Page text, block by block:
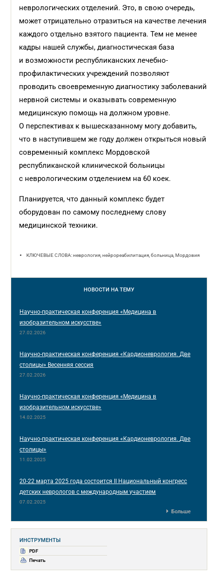
неврологических отделений. Это, в свою очередь,
может отрицательно отразиться на качестве лечения
каждого отдельно взятого пациента. Тем не менее
кадры нашей службы, диагностическая база
и возможности республиканских лечебно-
профилактических учреждений позволяют
проводить своевременную диагностику заболеваний
нервной системы и оказывать современную
медицинскую помощь на должном уровне.
О перспективах к вышесказанному могу добавить,
что в наступившем же году должен открыться новый
современный комплекс Мордовской
республиканской клинической больницы
с неврологическим отделением на 60 коек.
Планируется, что данный комплекс будет
оборудован по самому последнему слову
медицинской техники.
КЛЮЧЕВЫЕ СЛОВА: неврология, нейрореабилитация, больница, Мордовия
НОВОСТИ НА ТЕМУ
Научно-практическая конференция «Медицина в
изобразительном искусстве»
27.02.2026
Научно-практическая конференция «Кардионеврология. Две
столицы» Весенняя сессия
27.02.2026
Научно-практическая конференция «Медицина в
изобразительном искусстве»
14.02.2025
Научно-практическая конференция «Кардионеврология. Две
столицы»
11.02.2025
20-22 марта 2025 года состоится II Национальный конгресс
детских неврологов с международным участием
07.02.2025
Больше
ИНСТРУМЕНТЫ
PDF
Печать